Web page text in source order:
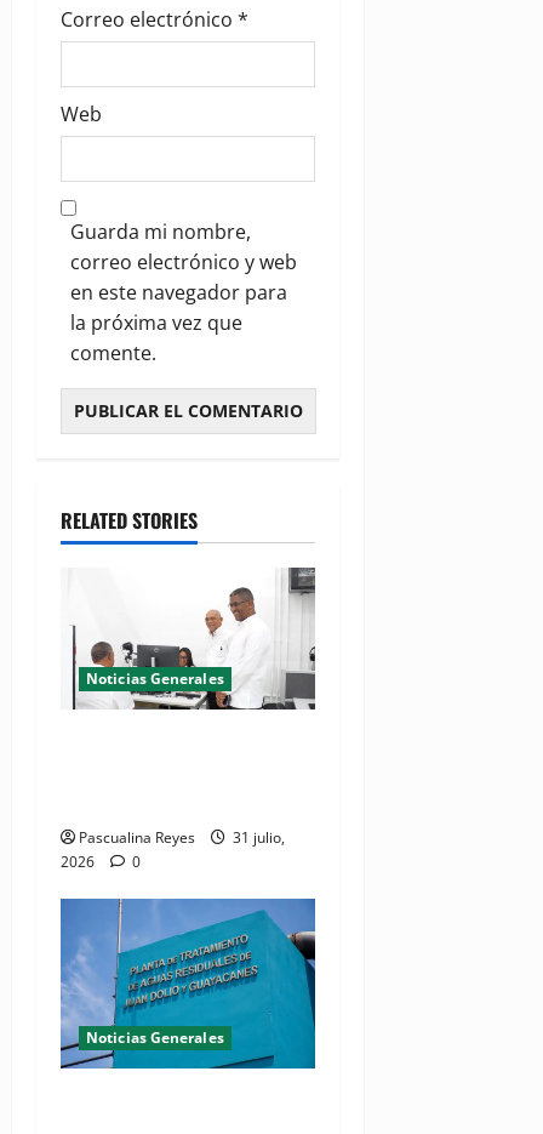
Correo electrónico *
Web
Guarda mi nombre,
correo electrónico y web
en este navegador para
la próxima vez que
comente.
RELATED STORIES
Noticias Generales
Pascualina Reyes
31 julio,
2026
0
Noticias Generales